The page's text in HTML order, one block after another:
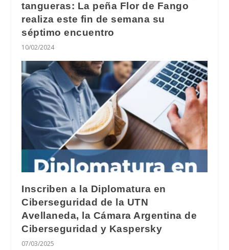
tangueras: La peña Flor de Fango
realiza este fin de semana su
séptimo encuentro
10/02/2024
Inscriben a la Diplomatura en
Ciberseguridad de la UTN
Avellaneda, la Cámara Argentina de
Ciberseguridad y Kaspersky
07/03/2025